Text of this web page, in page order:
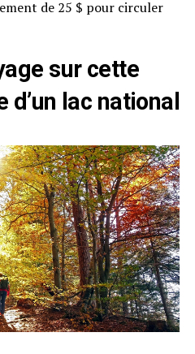
de 25 $ pour circuler
sur cette
lac national